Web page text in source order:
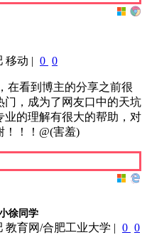
移动 0 0
在看到博主的分享之前很
门，成为了网友口中的天坑
的理解有很大的帮助，对
！！！@(害羞)
徐同学
教育网/合肥工业大学 0 0